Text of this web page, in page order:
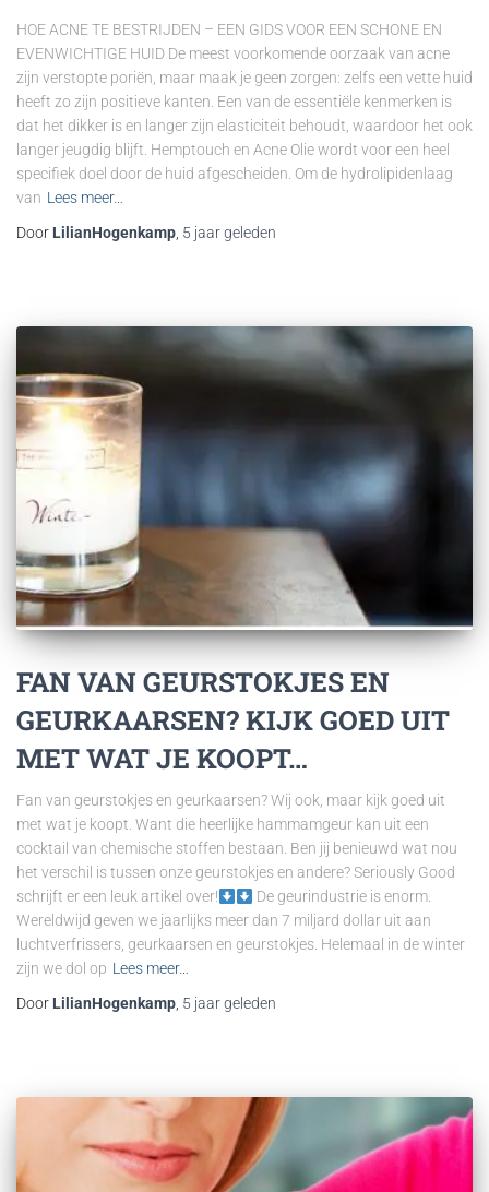
HOE ACNE TE BESTRIJDEN – EEN GIDS VOOR EEN SCHONE EN
EVENWICHTIGE HUID De meest voorkomende oorzaak van acne
zijn verstopte poriën, maar maak je geen zorgen: zelfs een vette huid
heeft zo zijn positieve kanten. Een van de essentiële kenmerken is
dat het dikker is en langer zijn elasticiteit behoudt, waardoor het ook
langer jeugdig blijft. Hemptouch en Acne Olie wordt voor een heel
specifiek doel door de huid afgescheiden. Om de hydrolipidenlaag
van Lees meer…
Door LilianHogenkamp 5 jaargeleden
FAN VAN GEURSTOKJES EN
GEURKAARSEN? KIJK GOED UIT
MET WAT JE KOOPT…
Fan van geurstokjes en geurkaarsen? Wij ook, maar kijk goed uit
met wat je koopt. Want die heerlijke hammamgeur kan uit een
cocktail van chemische stoffen bestaan. Ben jij benieuwd wat nou
het verschil is tussen onze geurstokjes en andere? Seriously Good
schrijft er een leuk artikel over!
De geurindustrie is enorm.
Wereldwijd geven we jaarlijks meer dan 7 miljard dollar uit aan
luchtverfrissers, geurkaarsen en geurstokjes. Helemaal in de winter
zijn we dol op Lees meer…
Door LilianHogenkamp, 5 jaargeleden